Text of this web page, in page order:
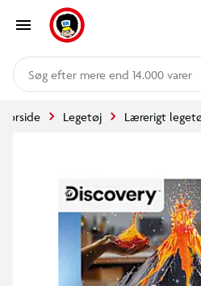
mere end 14.000 varer
Forside Legetøj Lærerigt